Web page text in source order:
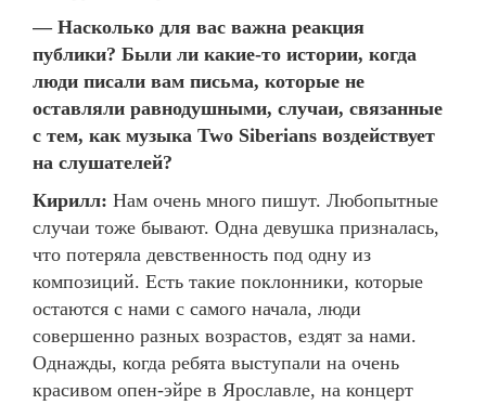
— Насколько для вас важна реакция
публики? Были ли какие-то истории, когда
люди писали вам письма, которые не
оставляли равнодушными, случаи, связанные
с тем, как музыка Two Siberians воздействует
на слушателей?
Кирилл: Нам очень много пишут. Любопытные
случаи тоже бывают. Одна девушка призналась,
что потеряла девственность под одну из
композиций. Есть такие поклонники, которые
остаются с нами с самого начала, люди
совершенно разных возрастов, ездят за нами.
Однажды, когда ребята выступали на очень
красивом опен-эйре в Ярославле, на концерт